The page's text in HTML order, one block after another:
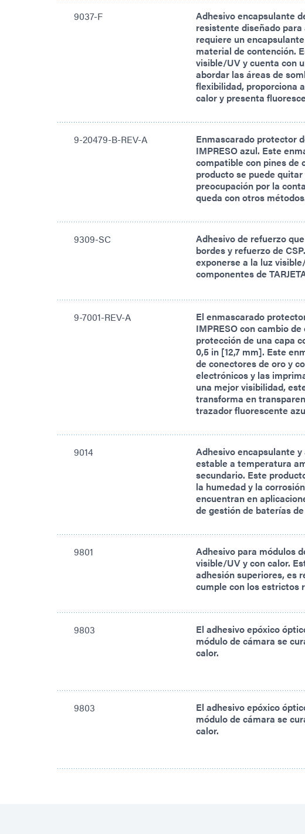
9037-F
Adhesivo encapsulante
resistente diseñado
requiere un
material de contención.
visible/UV y cuenta con
abordar las áreas de
flexibilidad, proporciona
calor y presenta
9-20479-B-REV-A
Enmascarado protector
IMPRESO azul. Este
compatible con pines de
producto se puede
preocupación por la
queda con otros
9309-SC
Adhesivo de refuerzo
bordes y refuerzo de
exponerse a la luz
componentes de
9-7001-REV-A
El enmascarado
IMPRESO con cambio
protección de una capa
0,5 in [12,7 mm]. Este
de conectores de oro y
electrónicos y las
una mejor visibilidad,
transforma en
trazador fluorescente
9014
Adhesivo encapsulante
estable a temperatura
secundario. Este
la humedad y la
encuentran en
de gestión de baterías
9801
Adhesivo para módulos
visible/UV y con calor.
adhesión superiores, es
cumple con los estrictos
9803
El adhesivo epóxico
módulo de cámara se
calor.
9803
El adhesivo epóxico
módulo de cámara se
calor.